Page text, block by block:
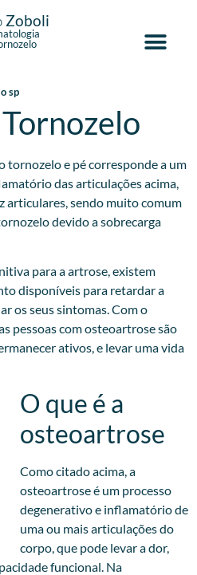
Zoboli
sp
tornozelo e pé corresponde a um
das articulações acima,
articulares, sendo muito comum
devido a sobrecarga
para a artrose, existem
disponíveis para retardar a
os seus sintomas. Com o
pessoas com osteoartrose são
ativos, e levar uma vida
O que é a
osteoartrose
Como citado acima, a
osteoartrose é um processo
degenerativo e inflamatório de
uma ou mais articulações do
corpo, que pode levar a dor,
funcional. Na